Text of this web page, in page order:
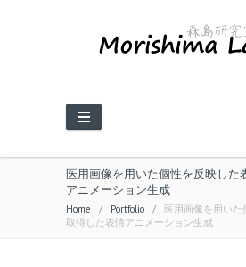
医用画像を用いた個性を反映した
アニメーション生成
Home / Portfolio /
医用画像を用い
取得した表情アニメーション生成